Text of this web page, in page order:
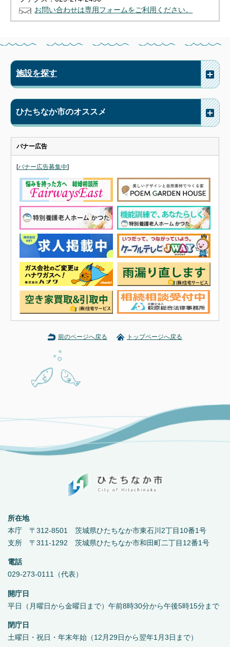
お問い合わせは専用フォームをご利用ください。
施設を探す
ひたちなか市のオススメ
バナー広告
[バナー広告募集中]
前のページへ戻る トップページへ戻る
所在地
本庁 〒312-8501 茨城県ひたちなか市東石川2丁目10番1号
支所 〒311-1292 茨城県ひたちなか市和田町二丁目12番1号
電話
029-273-0111（代表）
開庁日
平日（月曜日から金曜日まで）午前8時30分から午後5時15分まで
閉庁日
土曜日・祝日・年末年始（12月29日から翌年1月3日まで）